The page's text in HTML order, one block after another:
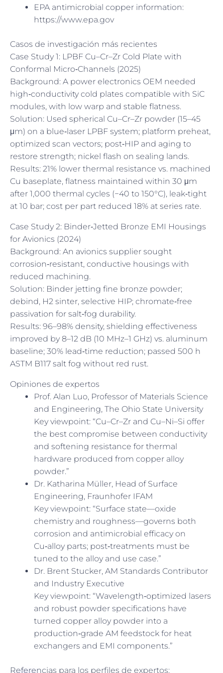
EPA antimicrobial copper information:
https://www.epa.gov
Casos de investigación más recientes
Case Study 1: LPBF Cu–Cr–Zr Cold Plate with
Conformal Micro‑Channels (2025)
Background: A power electronics OEM needed
high‑conductivity cold plates compatible with SiC
modules, with low warp and stable flatness.
Solution: Used spherical Cu–Cr–Zr powder (15–45
μm) on a blue‑laser LPBF system; platform preheat,
optimized scan vectors; post‑HIP and aging to
restore strength; nickel flash on sealing lands.
Results: 21% lower thermal resistance vs. machined
Cu baseplate, flatness maintained within 30 μm
after 1,000 thermal cycles (−40 to 150°C), leak‑tight
at 10 bar; cost per part reduced 18% at series rate.
Case Study 2: Binder‑Jetted Bronze EMI Housings
for Avionics (2024)
Background: An avionics supplier sought
corrosion‑resistant, conductive housings with
reduced machining.
Solution: Binder jetting fine bronze powder;
debind, H2 sinter, selective HIP; chromate‑free
passivation for salt‑fog durability.
Results: 96–98% density, shielding effectiveness
improved by 8–12 dB (10 MHz–1 GHz) vs. aluminum
baseline; 30% lead‑time reduction; passed 500 h
ASTM B117 salt fog without red rust.
Opiniones de expertos
Prof. Alan Luo, Professor of Materials Science
and Engineering, The Ohio State University
Key viewpoint: “Cu–Cr–Zr and Cu–Ni–Si offer
the best compromise between conductivity
and softening resistance for thermal
hardware produced from copper alloy
powder.”
Dr. Katharina Müller, Head of Surface
Engineering, Fraunhofer IFAM
Key viewpoint: “Surface state—oxide
chemistry and roughness—governs both
corrosion and antimicrobial efficacy on
Cu‑alloy parts; post‑treatments must be
tuned to the alloy and use case.”
Dr. Brent Stucker, AM Standards Contributor
and Industry Executive
Key viewpoint: “Wavelength‑optimized lasers
and robust powder specifications have
turned copper alloy powder into a
production‑grade AM feedstock for heat
exchangers and EMI components.”
Referencias para los perfiles de expertos: